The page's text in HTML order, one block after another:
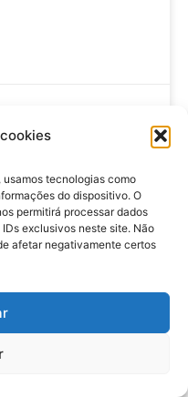
tecnologias como
do dispositivo. O
permitirá processar dados
exclusivos neste site. Não
afetar negativamente certos
ELEIÇÕES